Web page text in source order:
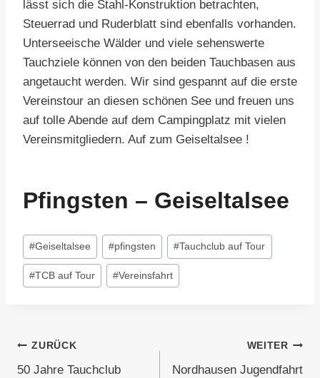
lässt sich die Stahl-Konstruktion betrachten,
Steuerrad und Ruderblatt sind ebenfalls vorhanden.
Unterseeische Wälder und viele sehenswerte
Tauchziele können von den beiden Tauchbasen aus
angetaucht werden. Wir sind gespannt auf die erste
Vereinstour an diesen schönen See und freuen uns
auf tolle Abende auf dem Campingplatz mit vielen
Vereinsmitgliedern. Auf zum Geiseltalsee !
Pfingsten – Geiseltalsee
Schlagworte:
#Geiseltalsee #pfingsten #Tauchclub auf Tour
#TCB auf Tour #Vereinsfahrt
Beitragsnavigation
ZURÜCK
50 Jahre Tauchclub
WEITER
Nordhausen Jugendfahrt